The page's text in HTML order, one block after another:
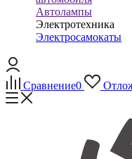
Автолампы
Электротехника
Электросамокаты
Сравнение0